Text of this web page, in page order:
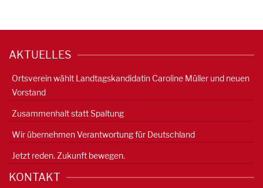
AKTUELLES
Ortsverein wählt Landtagskandidatin Caroline Müller und neuen
Vorstand
Zusammenhalt statt Spaltung
Wir übernehmen Verantwortung für Deutschland
Jetzt reden. Zukunft bewegen.
KONTAKT